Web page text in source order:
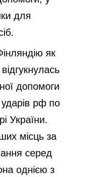
для
як
допомоги
рф по
України.
місць за
серед
однією з